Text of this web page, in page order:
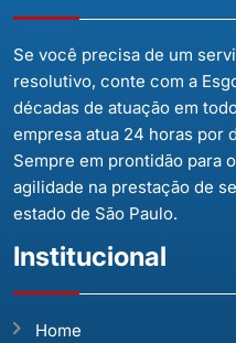
Se você precisa de um
resolutivo, conte com a
décadas de atuação em
empresa atua 24 horas por
Sempre em prontidão para
agilidade na prestação de
estado de São Paulo.
Institucional
Home